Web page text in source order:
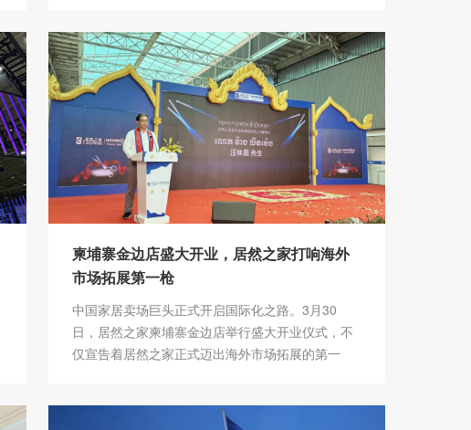
柬埔寨金边店盛大开业，居然之家打响海外
市场拓展第一枪
中国家居卖场巨头正式开启国际化之路。3月30
日，居然之家柬埔寨金边店举行盛大开业仪式，不
仅宣告着居然之家正式迈出海外市场拓展的第一
高的家居卖场，居然之家探索国际市场，有望带动